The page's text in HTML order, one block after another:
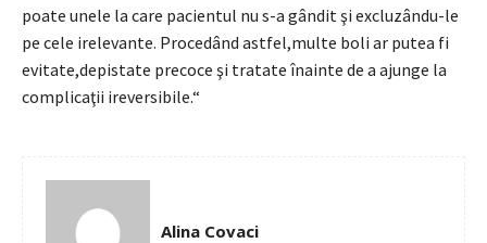
poate unele la care pacientul nu s-a gândit şi excluzându-le
pe cele irelevante. Procedând astfel,multe boli ar putea fi
evitate,depistate precoce şi tratate înainte de a ajunge la
complicaţii ireversibile.“
Alina Covaci